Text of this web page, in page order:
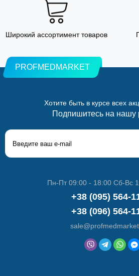
Широкий ассортимент товаров
PROFMEDMARKET
Хотите быть в курсе всех
Подпишитесь на нашу
Пн-Пт 09:00 - 18:00 Сб-Вс
+38 (095) 564-
+38 (096) 564-